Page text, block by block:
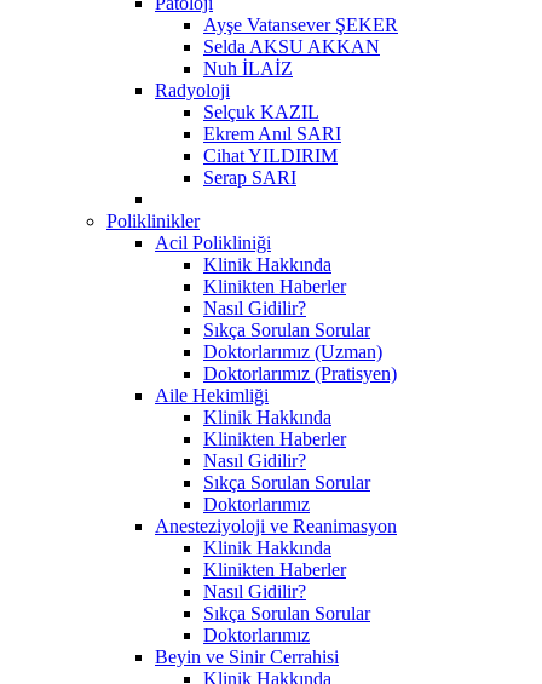
Ayşe Vatansever ŞEKER
Selda AKSU AKKAN
Nuh İLAİZ
Radyoloji
Selçuk KAZIL
Ekrem Anıl SARI
Cihat YILDIRIM
Serap SARI
Poliklinikler
Acil Polikliniği
Klinik Hakkında
Klinikten Haberler
Nasıl Gidilir?
Sıkça Sorulan Sorular
Doktorlarımız (Uzman)
Doktorlarımız (Pratisyen)
Aile Hekimliği
Klinik Hakkında
Klinikten Haberler
Nasıl Gidilir?
Sıkça Sorulan Sorular
Doktorlarımız
Anesteziyoloji ve Reanimasyon
Klinik Hakkında
Klinikten Haberler
Nasıl Gidilir?
Sıkça Sorulan Sorular
Doktorlarımız
Beyin ve Sinir Cerrahisi
Klinik Hakkında